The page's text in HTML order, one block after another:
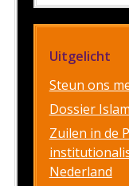
Uitgelicht
Steun ons
Dossier
Zuilen in de
Nederland